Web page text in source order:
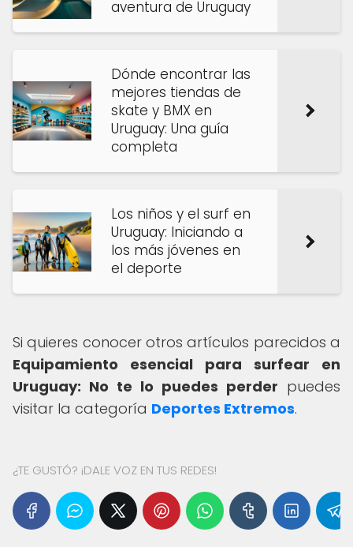
aventura de Uruguay
Dónde encontrar las
mejores tiendas de
skate y BMX en
Uruguay: Una guía
completa
Los niños y el surf en
Uruguay: Iniciando a
los más jóvenes en
el deporte
Si quieres conocer otros artículos parecidos a
Equipamiento esencial para surfear en
Uruguay: No te lo puedes perder puedes
visitar la categoría Deportes Extremos.
¿TE GUSTÓ? ¡DALE VOZ EN TUS REDES!